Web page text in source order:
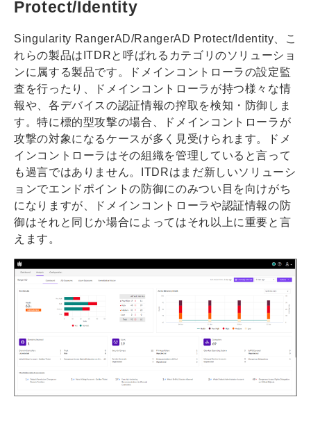
Protect/Identity
Singularity RangerAD/RangerAD Protect/Identity、こ
れらの製品はITDRと呼ばれるカテゴリのソリューショ
ンに属する製品です。ドメインコントローラの設定監
査を行ったり、ドメインコントローラが持つ様々な情
報や、各デバイスの認証情報の搾取を検知・防御しま
す。特に標的型攻撃の場合、ドメインコントローラが
攻撃の対象になるケースが多く見受けられます。ドメ
インコントローラはその組織を管理していると言って
も過言ではありません。ITDRはまだ新しいソリューシ
ョンでエンドポイントの防御にのみつい目を向けがち
になりますが、ドメインコントローラや認証情報の防
御はそれと同じか場合によってはそれ以上に重要と言
えます。